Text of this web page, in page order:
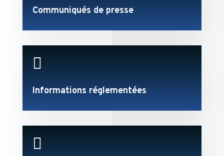
Communiqués de presse

Informations réglementées
